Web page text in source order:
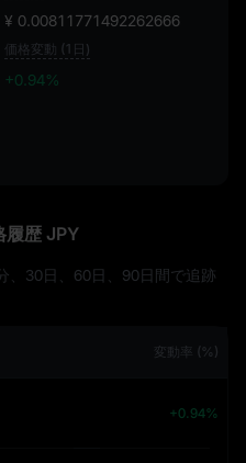
¥ 0.00811771492262666
価格変動 (1日)
+0.94%
歴 JPY
、30日、60日、90日間で追跡
変動率 (%)
+0.94%